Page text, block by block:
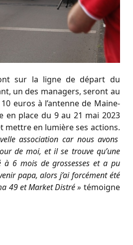
sur la ligne de départ du
un des managers, seront au
euros à l’antenne de Maine-
en place du 9 au 21 mai 2023
mettre en lumière ses actions.
association car nous avons
de moi, et il se trouve qu’une
à 6 mois de grossesses et a pu
papa, alors j’ai forcément été
49 et Market Distré » témoigne